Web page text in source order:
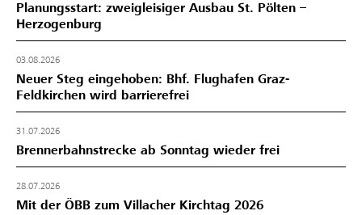
Planungsstart: zweigleisiger Ausbau St. Pölten –
Herzogenburg
03.08.2026
Neuer Steg eingehoben: Bhf. Flughafen Graz-
Feldkirchen wird barrierefrei
31.07.2026
Brennerbahnstrecke ab Sonntag wieder frei
28.07.2026
Mit der ÖBB zum Villacher Kirchtag 2026